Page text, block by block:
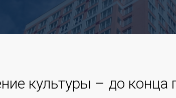
культуры – до конца